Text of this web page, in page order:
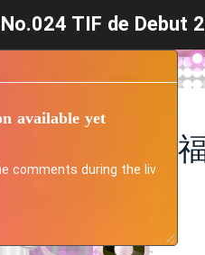
TIF de Debut
available yet
comments during the liv